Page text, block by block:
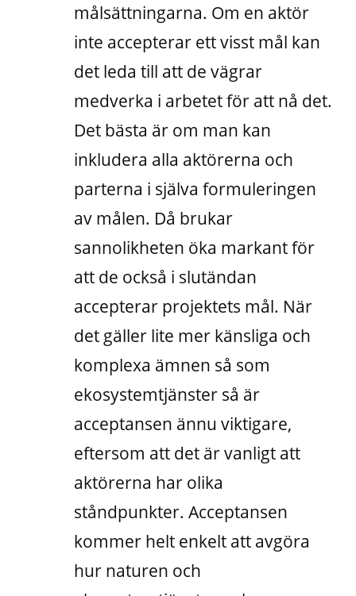
målsättningarna. Om en aktör
inte accepterar ett visst mål kan
det leda till att de vägrar
medverka i arbetet för att nå det.
Det bästa är om man kan
inkludera alla aktörerna och
parterna i själva formuleringen
av målen. Då brukar
sannolikheten öka markant för
att de också i slutändan
accepterar projektets mål. När
det gäller lite mer känsliga och
komplexa ämnen så som
ekosystemtjänster så är
acceptansen ännu viktigare,
eftersom att det är vanligt att
aktörerna har olika
ståndpunkter. Acceptansen
kommer helt enkelt att avgöra
hur naturen och